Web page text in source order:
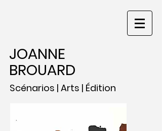
JOANNE
BROUARD
Scénarios | Arts | Édition